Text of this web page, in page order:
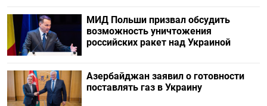
МИД Польши призвал обсудить
возможность уничтожения
российских ракет над Украиной
Азербайджан заявил о готовности
поставлять газ в Украину